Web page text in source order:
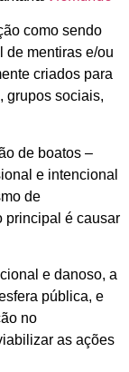
como sendo
de mentiras e/ou
criados para
grupos sociais,
de boatos –
e intencional
de
principal é causar
e danoso, a
pública, e
no
as ações